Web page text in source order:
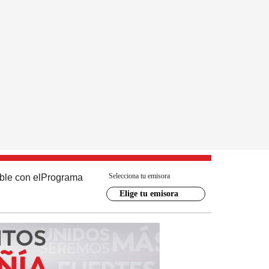
con el Programa Selecciona tu emisora
Elige tu emisora